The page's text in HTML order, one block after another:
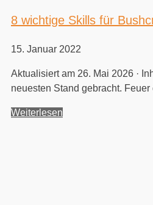
8 wichtige Skills für
15. Januar 2022
Aktualisiert am 26. Mai 2026 ·
neuesten Stand gebracht.
Weiterlesen